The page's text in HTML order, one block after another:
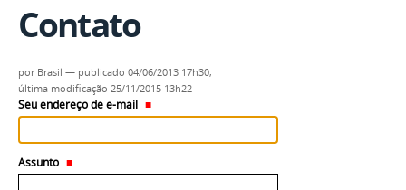
Contato
por Brasil — publicado 04/06/2013 17h30,
última modificação 25/11/2015 13h22
Seu endereço de e-mail
Assunto